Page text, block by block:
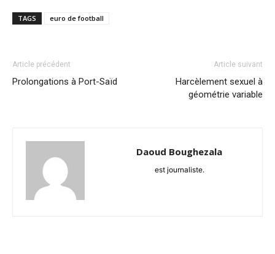
TAGS euro de football
Article précédent
Prolongations à Port-Saïd
Article suivant
Harcèlement sexuel à
géométrie variable
Daoud Boughezala
est journaliste.